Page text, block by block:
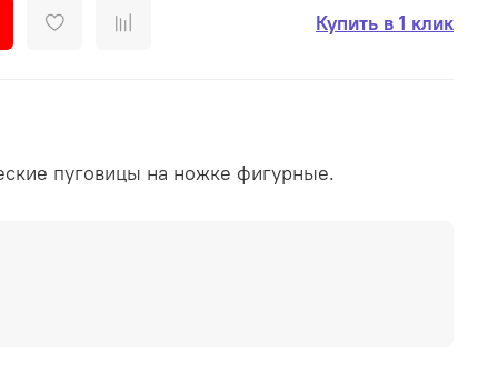
Купить в 1 клик
пуговицы на ножке фигурные.